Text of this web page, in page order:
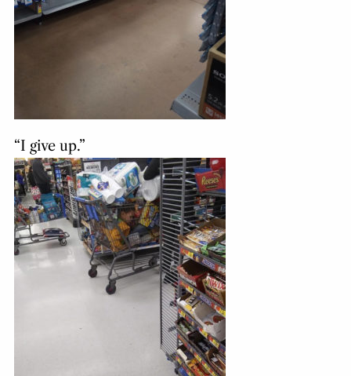
“I give up.”